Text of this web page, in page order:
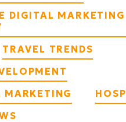
DIGITAL MARKETING
TRAVEL TRENDS
MARKETING